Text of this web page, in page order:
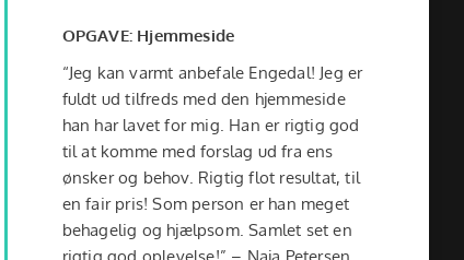
OPGAVE: Hjemmeside
“Jeg kan varmt anbefale Engedal! Jeg er
fuldt ud tilfreds med den hjemmeside
han har lavet for mig. Han er rigtig god
til at komme med forslag ud fra ens
ønsker og behov. Rigtig flot resultat, til
en fair pris! Som person er han meget
behagelig og hjælpsom. Samlet set en